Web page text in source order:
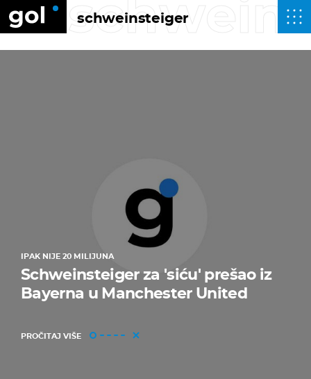
schweinsteiger
IPAK NIJE 20 MILIJUNA
Schweinsteiger za 'siću' prešao iz
Bayerna u Manchester United
PROČITAJ VIŠE